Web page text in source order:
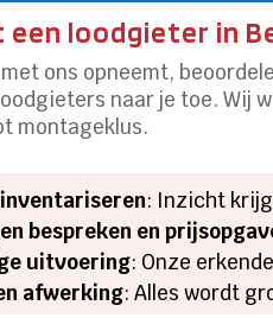
loodgieter in
ons opneemt,
naar je toe. Wij
montageklus.
: Inzicht
bespreken en
uitvoering: Onze
afwerking: Alles wordt